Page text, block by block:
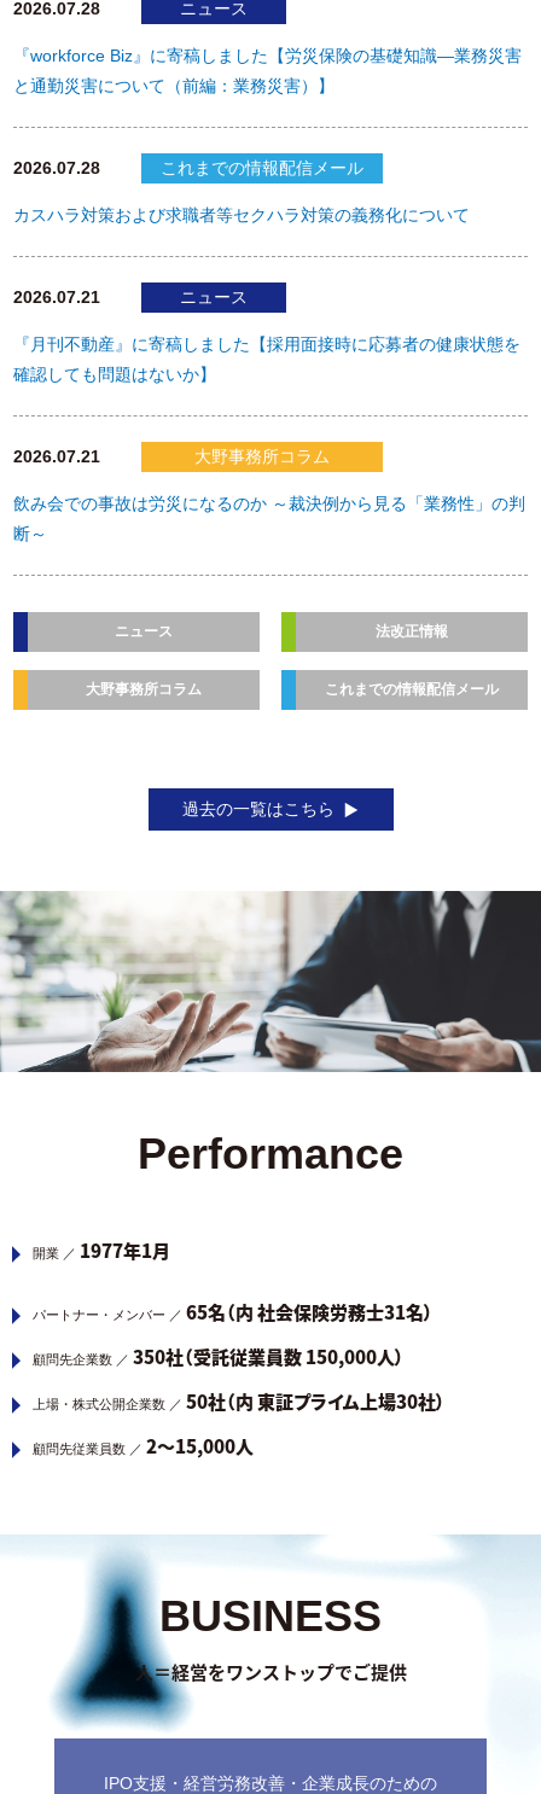
2026.07.28 ニュース
『workforce Biz』に寄稿しました【労災保険の基礎知識―業務災害
と通勤災害について（前編：業務災害）】
2026.07.28 これまでの情報配信メール
カスハラ対策および求職者等セクハラ対策の義務化について
2026.07.21 ニュース
『月刊不動産』に寄稿しました【採用面接時に応募者の健康状態を
確認しても問題はないか】
2026.07.21 大野事務所コラム
飲み会での事故は労災になるのか ～裁決例から見る「業務性」の判
断～
ニュース 法改正情報
大野事務所コラム これまでの情報配信メール
過去の一覧はこちら
Performance
開業 ／ 1977年1月
パートナー・メンバー ／ 65名（内 社会保険労務士31名）
顧問先企業数 ／ 350社（受託従業員数 150,000人）
上場・株式公開企業数 ／ 50社（内 東証プライム上場30社）
顧問先従業員数 ／ 2～15,000人
BUSINESS
人＝経営をワンストップでご提供
IPO支援・経営労務改善・企業成長のための